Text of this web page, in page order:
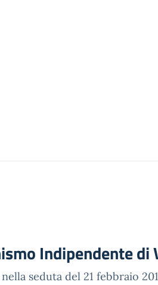
Indipendente di
seduta del 21 febbraio